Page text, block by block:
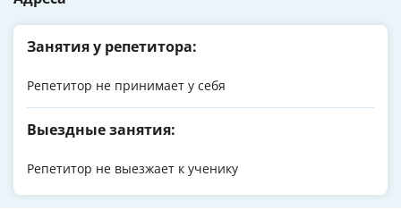
Занятия у репетитора:
Репетитор не принимает у себя
Выездные занятия:
Репетитор не выезжает к ученику